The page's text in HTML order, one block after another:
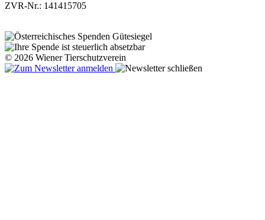
ZVR-Nr.: 141415705
© 2026 Wiener Tierschutzverein